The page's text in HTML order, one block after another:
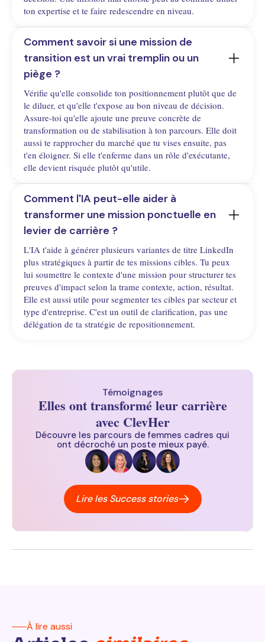
ton expertise et te faire redescendre en niveau.
Comment savoir si une mission de
transition est un vrai tremplin ou un
piège ?
Vérifie qu'elle consolide ton positionnement plutôt que de
le diluer, et qu'elle t'expose au bon niveau de décision.
Assure-toi qu'elle ajoute une preuve concrète de
transformation ou de stabilisation à ton parcours. Elle doit
aussi te rapprocher du marché que tu vises ensuite, pas
t'en éloigner. Si elle t'enferme dans un rôle d'exécutante,
elle devient risquée plutôt qu'utile.
Comment l'IA peut-elle aider à
transformer une mission ponctuelle en
levier de carrière ?
L'IA t'aide à générer plusieurs variantes de titre LinkedIn
plus stratégiques à partir de tes missions cibles. Tu peux
lui soumettre le contexte d'une mission pour structurer tes
preuves d'impact selon la trame contexte, action, résultat.
Elle est aussi utile pour segmenter tes cibles par secteur et
type d'entreprise. C'est un outil de clarification, pas une
délégation de ta stratégie de repositionnement.
Témoignages
Elles ont transformé leur carrière
avec ClevHer
Découvre les parcours de femmes cadres qui
ont décroché un poste mieux payé.
Lire les Success stories
À lire aussi